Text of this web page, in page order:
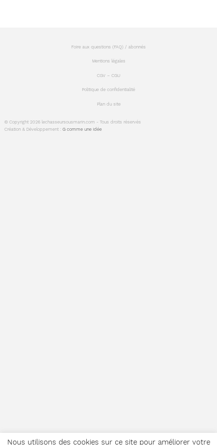
© Copyright 2026 lechasseursousmarin.com - Tous droits réservés
Création & Développement :G comme une idée
Foire aux questions (FAQ) / abonnés
Mentions légales
CGV – CGU
Politique de confidentialité
Plan du site
Nous utilisons des cookies sur ce site pour améliorer votre